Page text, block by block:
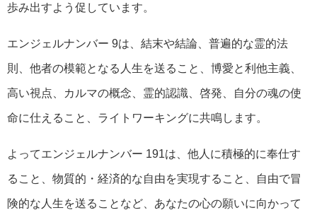
歩み出すよう促しています。
エンジェルナンバー 9は、結末や結論、普遍的な霊的法
則、他者の模範となる人生を送ること、博愛と利他主義、
高い視点、カルマの概念、霊的認識、啓発、自分の魂の使
命に仕えること、ライトワーキングに共鳴します。
よってエンジェルナンバー 191は、他人に積極的に奉仕す
ること、物質的・経済的な自由を実現すること、自由で冒
険的な人生を送ることなど、あなたの心の願いに向かって